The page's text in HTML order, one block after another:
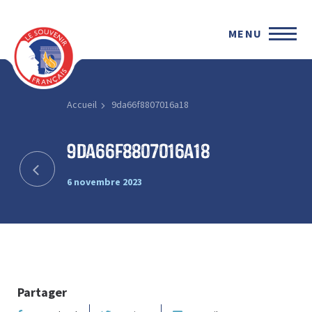
MENU
Accueil 9da66f8807016a18
9da66f8807016a18
6 novembre 2023
Partager